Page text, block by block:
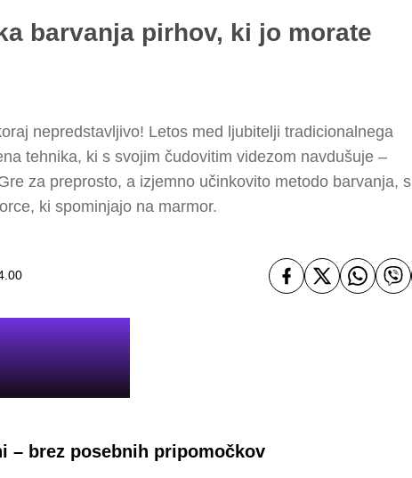
barvanja pirhov, ki jo morate
nepredstavljivo! Letos med ljubitelji tradicionalnega
tehnika, ki s svojim čudovitim videzom navdušuje –
za preprosto, a izjemno učinkovito metodo barvanja, s
ki spominjajo na marmor.
– brez posebnih pripomočkov